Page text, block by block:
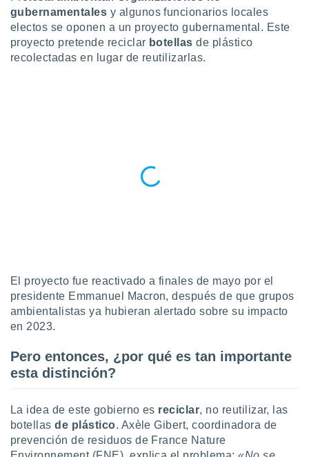
en
más
nuestra
aceptar
de
sitio
el sitio
se
gubernamentales y algunos funcionarios locales
electos se oponen a un proyecto gubernamental. Este
proyecto pretende reciclar botellas de plástico
recolectadas en lugar de reutilizarlas.
El proyecto fue reactivado a finales de mayo por el
presidente Emmanuel Macron, después de que grupos
ambientalistas ya hubieran alertado sobre su impacto
en 2023.
Pero entonces, ¿por qué es tan importante
esta distinción?
La idea de este gobierno es reciclar, no reutilizar, las
botellasde plástico. Axèle Gibert, coordinadora de
prevención de residuos de France Nature